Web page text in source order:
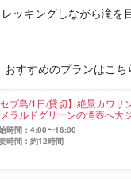
ッキングしながら滝を
おすすめのプランはこち
セブ島/1日/貸切】絶景カワサ
ラルドグリーンの滝壺へ大
す《日本語ガイド＆無料送
時間：4:00〜16:00
時間：約12時間